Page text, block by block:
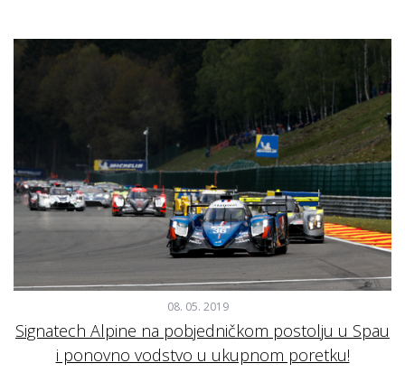
08. 05. 2019
Signatech Alpine na pobjedničkom postolju u Spau
i ponovno vodstvo u ukupnom poretku!